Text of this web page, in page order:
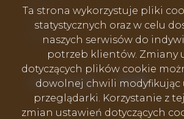
Blog
Kontakt
Rodo
social media Facebook
Facebook
Facebook
Ta strona wykorzystuje pliki
statystycznych oraz w celu
naszych serwisów do
potrzeb klientów. Zmiany
dotyczących plików cookie
dowolnej chwili modyfikując
przeglądarki. Korzystanie z
zmian ustawień dotyczących